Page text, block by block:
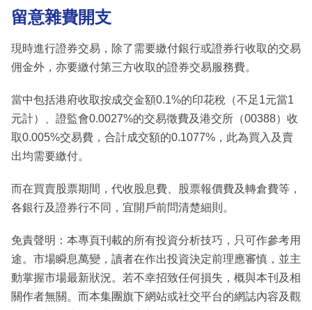
留意雜費開支
現時進行證券交易，除了需要繳付銀行或證券行收取的交易
佣金外，亦要繳付第三方收取的證券交易服務費。
當中包括港府收取按成交金額0.1%的印花稅（不足1元當1
元計）、證監會0.0027%的交易徵費及港交所（00388）收
取0.005%交易費，合計成交額的0.1077%，此為買入及賣
出均需要繳付。
而在買賣股票期間，代收股息費、股票報價費及轉倉費等，
各銀行及證券行不同，宜開戶前問清楚細則。
免責聲明：本專頁刊載的所有投資分析技巧，只可作參考用
途。市場瞬息萬變，讀者在作出投資決定前理應審慎，並主
動掌握市場最新狀況。若不幸招致任何損失，概與本刊及相
關作者無關。而本集團旗下網站或社交平台的網誌內容及觀